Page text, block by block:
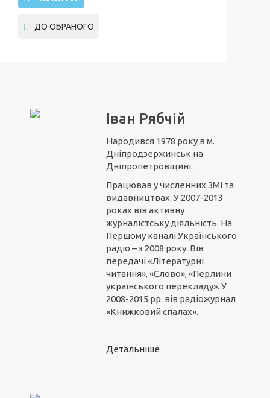
ДО ОБРАНОГО
Іван Рябчій
Народився 1978 року в м.
Дніпродзержинськ на
Дніпропетровщині.
Працював у численних ЗМІ та
видавництвах. У 2007-2013
роках вів активну
журналістську діяльність. На
Першому каналі Українського
радіо – з 2008 року. Вів
передачі «Літературні
читання», «Слово», «Перлини
українського перекладу». У
2008-2015 рр. вів радіожурнал
«Книжковий спалах».
Детальніше